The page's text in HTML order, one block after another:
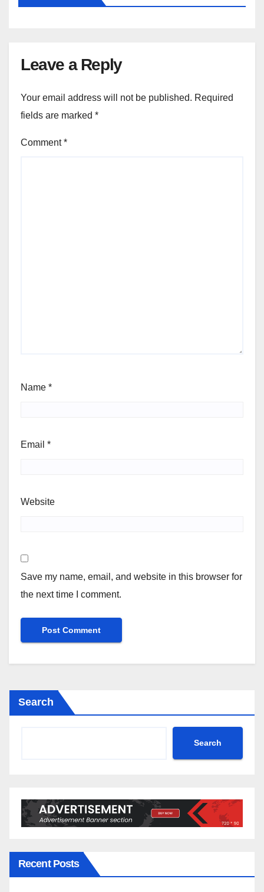
Leave a Reply
Your email address will not be published. Required
fields are marked *
Comment*
Name *
Email *
Website
Save my name, email, and website in this browser for
the next time I comment.
Search
Search
Recent Posts